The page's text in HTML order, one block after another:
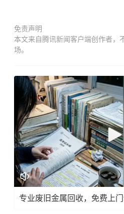
免责声明
本文来自腾讯新闻客户端创作者，
场。
专业废旧金属回收，免费上